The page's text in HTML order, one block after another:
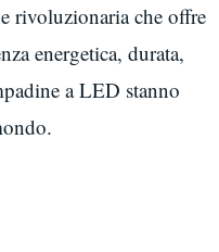
rivoluzionaria che offre
energetica, durata,
a LED stanno